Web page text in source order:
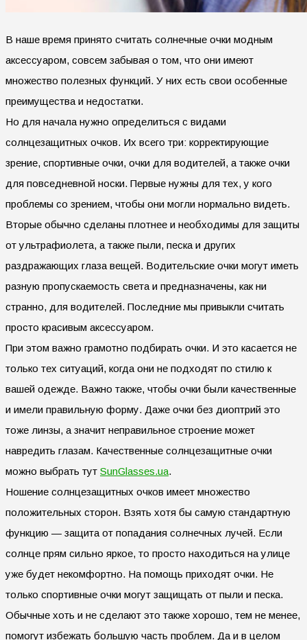
В наше время принято считать солнечные очки модным
аксессуаром, совсем забывая о том, что они имеют
множество полезных функций. У них есть свои особенные
преимущества и недостатки.
Но для начала нужно определиться с видами
солнцезащитных очков. Их всего три: корректирующие
зрение, спортивные очки, очки для водителей, а также очки
для повседневной носки. Первые нужны для тех, у кого
проблемы со зрением, чтобы они могли нормально видеть.
Вторые обычно сделаны плотнее и необходимы для защиты
от ультрафиолета, а также пыли, песка и других
раздражающих глаза вещей. Водительские очки могут иметь
разную пропускаемость света и предназначены, как ни
странно, для водителей. Последние мы привыкли считать
просто красивым аксессуаром.
При этом важно грамотно подбирать очки. И это касается не
только тех ситуаций, когда они не подходят по стилю к
вашей одежде. Важно также, чтобы очки были качественные
и имели правильную форму. Даже очки без диоптрий это
тоже линзы, а значит неправильное строение может
навредить глазам. Качественные солнцезащитные очки
можно выбрать тут SunGlasses.ua.
Ношение солнцезащитных очков имеет множество
положительных сторон. Взять хотя бы самую стандартную
функцию — защита от попадания солнечных лучей. Если
солнце прям сильно яркое, то просто находиться на улице
уже будет некомфортно. На помощь приходят очки. Не
только спортивные очки могут защищать от пыли и песка.
Обычные хоть и не сделают это также хорошо, тем не менее,
помогут избежать большую часть проблем. Да и в целом